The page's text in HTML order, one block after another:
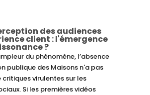
des audiences
client : l'émergence
?
du phénomène, l’absence
publique des Maisons n'a pas
critiques virulentes sur les
Si les premières vidéos